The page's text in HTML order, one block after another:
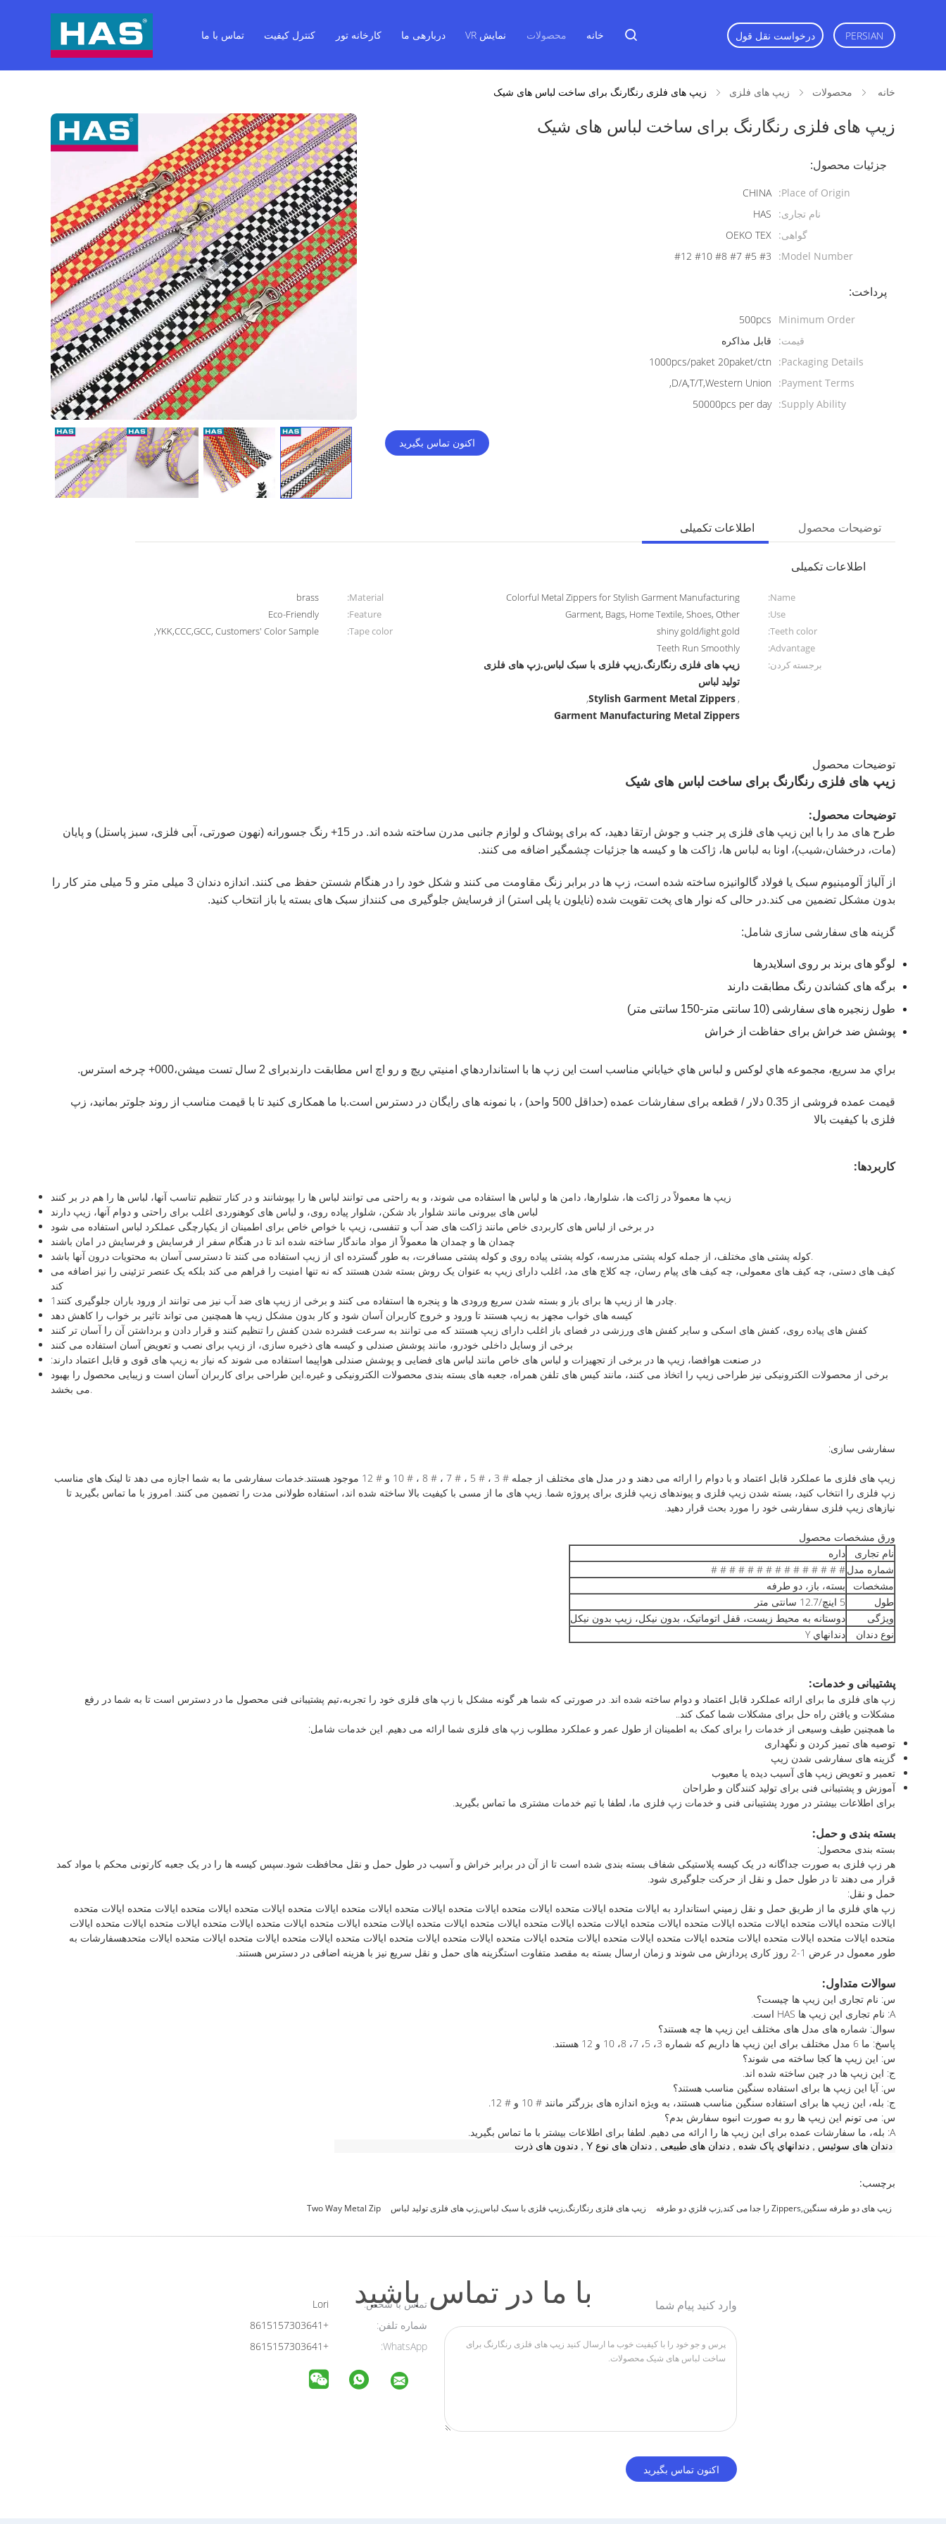
خانه محصولات نمایش VR دربارهی ما کارخانه تور کنترل کیفیت تماس با ما درخواست نقل قول PERSIAN
خانه محصولات زیپ های فلزی زیپ های فلزی رنگارنگ برای ساخت لباس های شیک
زیپ های فلزی رنگارنگ برای ساخت لباس های شیک
جزئیات محصول:
Place of Origin:
CHINA
نام تجاری:
HAS
گواهی: OEKO TEX
Model Number:
#3 #5 #7 #8 #10 #12
پرداخت:
Minimum Order
Quantity:
500pcs
قیمت:
قابل مذاکره
Packaging Details:
1000pcs/paket 20paket/ctn
Payment Terms:
D/A,T/T,Western Union,
Supply Ability:
50000pcs per day
اکنون تماس بگیرید
اطلاعات تکمیلی توضیحات محصول
اطلاعات تکمیلی
Name:
Colorful Metal Zippers for Stylish Garment Manufacturing
Material:
brass
Use:
Garment, Bags, Home Textile, Shoes, Other
Feature:
Eco-Friendly
Teeth color:
shiny gold/light gold
Tape color:
YKK,CCC,GCC, Customers' Color Sample,
Advantage:
Teeth Run Smoothly
برجسته کردن:
زیپ های فلزی رنگارنگ,زیپ فلزی با سبک لباس,زپ های فلزی
تولید لباس
,
Stylish Garment Metal Zippers
,
Garment Manufacturing Metal Zippers
توضیحات محصول
زیپ های فلزی رنگارنگ برای ساخت لباس های شیک
توضیحات محصول:
طرح های مد را با این زیپ های فلزی پر جنب و جوش ارتقا دهید، که برای پوشاک و لوازم جانبی مدرن ساخته شده اند. در 15+ رنگ جسورانه (نهون صورتی، آبی فلزی، سبز پاستل) و پایان
(مات، درخشان،شیب)، اونا به لباس ها، ژاکت ها و کیسه ها جزئیات چشمگیر اضافه می کنند.
از آلیاژ آلومینیوم سبک یا فولاد گالوانیزه ساخته شده است، زپ ها در برابر زنگ مقاومت می کنند و شکل خود را در هنگام شستن حفظ می کنند. اندازه دندان 3 میلی متر و 5 میلی متر کار را
بدون مشکل تضمین می کند.در حالی که نوار های پخت تقویت شده (نایلون یا پلی استر) از فرسایش جلوگیری می کننداز سبک های بسته یا باز انتخاب کنید.
گزینه های سفارشی سازی شامل:
لوگو های برند بر روی اسلایدرها
برگه های کشاندن رنگ مطابقت دارند
طول زنجیره های سفارشی (10 سانتی متر-150 سانتی متر)
پوشش ضد خراش برای حفاظت از خراش
براي مد سريع، مجموعه هاي لوکس و لباس هاي خياباني مناسب است اين زپ ها با استانداردهاي امنيتي ريچ و رو اچ اس مطابقت دارندبرای 2 سال تست میشن،000+ چرخه استرس.
قیمت عمده فروشی از 0.35 دلار / قطعه برای سفارشات عمده (حداقل 500 واحد) ، با نمونه های رایگان در دسترس است.با ما همکاری کنید تا با قیمت مناسب از روند جلوتر بمانید، زپ
فلزی با کیفیت بالا
کاربردها:
زیپ ها معمولاً در ژاکت ها، شلوارها، دامن ها و لباس ها استفاده می شوند، و به راحتی می توانند لباس ها را بپوشانند و در کنار تنظیم تناسب آنها، لباس ها را هم در بر کنند
لباس های بیرونی مانند شلوار باد شکن، شلوار پیاده روی، و لباس های کوهنوردی اغلب برای راحتی و دوام آنها، زیپ دارند
در برخی از لباس های کاربردی خاص مانند ژاکت های ضد آب و تنفسی، زیپ با خواص خاص برای اطمینان از یکپارچگی عملکرد لباس استفاده می شود
چمدان ها و چمدان ها معمولاً از مواد ماندگار ساخته شده اند تا در هنگام سفر از فرسایش و فرسایش در امان باشند
کوله پشتی های مختلف، از جمله کوله پشتی مدرسه، کوله پشتی پیاده روی و کوله پشتی مسافرت، به طور گسترده ای از زیپ استفاده می کنند تا دسترسی آسان به محتویات درون آنها باشد.
کیف های دستی، چه کیف های معمولی، چه کیف های پیام رسان، چه کلاچ های مد، اغلب دارای زیپ به عنوان یک روش بسته شدن هستند که نه تنها امنیت را فراهم می کند بلکه یک عنصر تزئینی را نیز اضافه می
کند
چادر ها از زیپ ها برای باز و بسته شدن سریع ورودی ها و پنجره ها استفاده می کنند و برخی از زیپ های ضد آب نیز می توانند از ورود باران جلوگیری کنند1.
کیسه های خواب مجهز به زیپ هستند تا ورود و خروج کاربران آسان شود و کار بدون مشکل زیپ ها همچنین می تواند تاثیر بر خواب را کاهش دهد
کفش های پیاده روی، کفش های اسکی و سایر کفش های ورزشی در فضای باز اغلب دارای زیپ هستند که می توانند به سرعت فشرده شدن کفش را تنظیم کنند و قرار دادن و برداشتن آن را آسان تر کنند
برخی از وسایل داخلی خودرو، مانند پوشش صندلی و کیسه های ذخیره سازی، از زیپ برای نصب و تعویض آسان استفاده می کنند
:در صنعت هوافضا، زیپ ها در برخی از تجهیزات و لباس های خاص مانند لباس های فضایی و پوشش صندلی هواپیما استفاده می شوند که نیاز به زیپ های قوی و قابل اعتماد دارند
برخی از محصولات الکترونیکی نیز طراحی زیپ را اتخاذ می کنند، مانند کیس های تلفن همراه، جعبه های بسته بندی محصولات الکترونیکی و غیره.این طراحی برای کاربران آسان است و زیبایی محصول را بهبود
می بخشد.
سفارشی سازی:
زیپ های فلزی ما عملکرد قابل اعتماد و با دوام را ارائه می دهند و در مدل های مختلف از جمله # 3 ، # 5 ، # 7 ، # 8 ، # 10 و # 12 موجود هستند.خدمات سفارشی ما به شما اجازه می دهد تا لینک های مناسب
زپ فلزی را انتخاب کنید، بسته شدن زیپ فلزی و پیوندهای زیپ فلزی برای پروژه شما. زیپ های ما از مسی با کیفیت بالا ساخته شده اند، استفاده طولانی مدت را تضمین می کنند. امروز با ما تماس بگیرید تا
نیازهای زیپ فلزی سفارشی خود را مورد بحث قرار دهید.
ورق مشخصات محصول
نام تجاری
داره
شماره مدل# # # # # # # # # # # # # # #
مشخصات
بسته، باز، دو طرفه
طول
5 اینچ/12.7 سانتی متر
ویژگی
دوستانه به محیط زیست، قفل اتوماتیک، بدون نیکل، زیپ بدون نیکل
نوع دندان
دندانهاي Y
پشتیبانی و خدمات:
زپ های فلزی ما برای ارائه عملکرد قابل اعتماد و دوام ساخته شده اند. در صورتی که شما هر گونه مشکل با زپ های فلزی خود را تجربه،تیم پشتیبانی فنی محصول ما در دسترس است تا به شما در رفع
مشکلات و یافتن راه حل برای مشکلات شما کمک کند..
ما همچنین طیف وسیعی از خدمات را برای کمک به اطمینان از طول عمر و عملکرد مطلوب زپ های فلزی شما ارائه می دهیم. این خدمات شامل:
توصیه های تمیز کردن و نگهداری
گزینه های سفارشی شدن زیپ
تعمیر و تعویض زیپ های آسیب دیده یا معیوب
آموزش و پشتیبانی فنی برای تولید کنندگان و طراحان
برای اطلاعات بیشتر در مورد پشتیبانی فنی و خدمات زپ فلزی ما، لطفا با تیم خدمات مشتری ما تماس بگیرید.
بسته بندی و حمل:
بسته بندی محصول:
هر زپ فلزی به صورت جداگانه در یک کیسه پلاستیکی شفاف بسته بندی شده است تا از آن در برابر خراش و آسیب در طول حمل و نقل محافظت شود.سپس کیسه ها را در یک جعبه کارتونی محکم با مواد کمد
قرار می دهند تا در طول حمل و نقل از حرکت جلوگیری شود.
حمل و نقل:
زپ هاي فلزي ما از طريق حمل و نقل زميني استاندارد به ايالات متحده ايالات متحده ايالات متحده ايالات متحده ايالات متحده ايالات متحده ايالات متحده ايالات متحده ايالات متحده ايالات متحده ايالات متحده
ايالات متحده ايالات متحده ايالات متحده ايالات متحده ايالات متحده ايالات متحده ايالات متحده ايالات متحده ايالات متحده ايالات متحده ايالات متحده ايالات متحده ايالات متحده ايالات متحده ايالات متحده ايالات
متحده ايالات متحده ايالات متحده ايالات متحده ايالات متحده ايالات متحده ايالات متحده ايالات متحده ايالات متحده ايالات متحده ايالات متحده ايالات متحده ايالات متحده ايالات متحده ايالات متحدهسفارشات به
طور معمول در عرض 1-2 روز کاری پردازش می شوند و زمان ارسال بسته به مقصد متفاوت استگزینه های حمل و نقل سریع نیز با هزینه اضافی در دسترس هستند.
سوالات متداول:
س: نام تجاری این زیپ ها چیست؟
A: نام تجاری این زیپ ها HAS است.
سوال: شماره های مدل های مختلف این زیپ ها چه هستند؟
پاسخ: ما 6 مدل مختلف برای این زیپ ها داریم که شماره 3، 5، 7، 8، 10 و 12 هستند.
س: این زیپ ها کجا ساخته می شوند؟
ج: این زیپ ها در چین ساخته شده اند.
س: آیا این زیپ ها برای استفاده سنگین مناسب هستند؟
ج: بله، این زیپ ها برای استفاده سنگین مناسب هستند، به ویژه اندازه های بزرگتر مانند # 10 و # 12.
س: می تونم این زیپ ها رو به صورت انبوه سفارش بدم؟
A: بله، ما سفارشات عمده برای این زیپ ها را ارائه می دهیم. لطفا برای اطلاعات بیشتر با ما تماس بگیرید.
دندان های سوئیس دندانهاي پاک شده دندان های طبیعی دندان های نوع Y دندون های ذرت
برچسب:
زیپ های دو طرفه سنگین,Zippers را جدا می کند,زپ فلزي دو طرفه زیپ های فلزی رنگارنگ,زیپ فلزی با سبک لباس,زپ های فلزی تولید لباس Two Way Metal Zip
با ما در تماس باشید
تماس با شخص:
شماره تلفن:
+8615157303641
WhatsApp:
+8615157303641
وارد کنید پیام شما